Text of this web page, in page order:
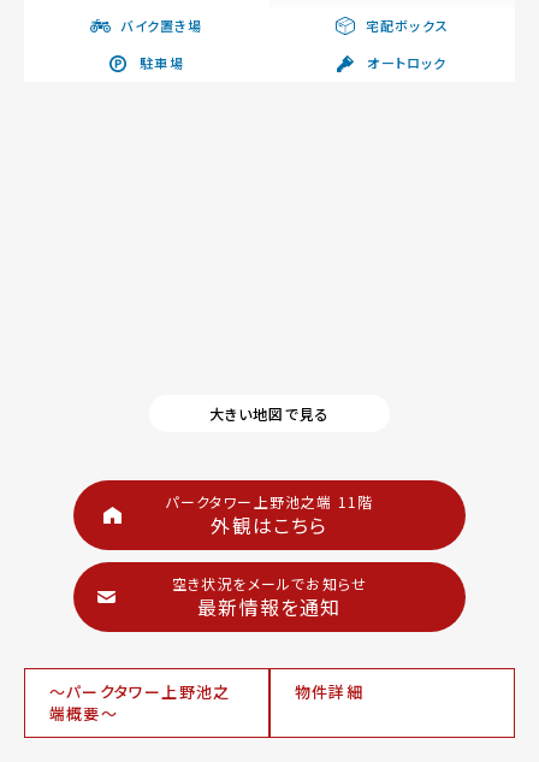
バイク置き場
宅配ボックス
駐車場
オートロック
大きい地図で見る
パークタワー上野池之端 11階
外観はこちら
空き状況をメールでお知らせ
最新情報を通知
～パークタワー上野池之
端概要～
物件詳細